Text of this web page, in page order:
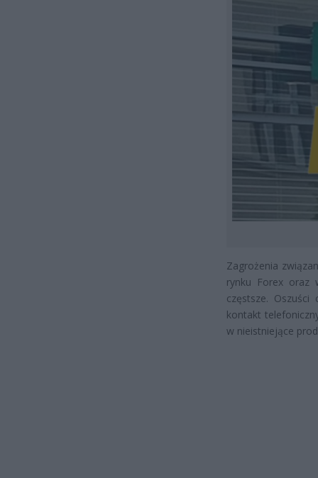
Zagrożenia
rynku Forex oraz
częstsze. Oszuści
kontakt
w nieistniejące